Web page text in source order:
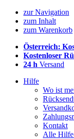
zur Navigation
zum Inhalt
zum Warenkorb
Österreich:
Kostenloser
24 h Versand
Hilfe
Wo ist
Kontakt
Alle